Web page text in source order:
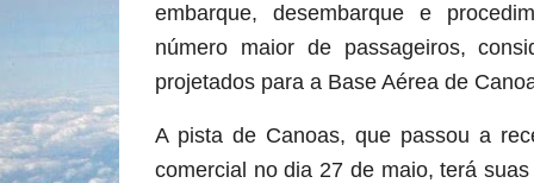
embarque, desembarque e
número maior de passageiros,
projetados para a Base Aérea de
A pista de Canoas, que passou a
comercial no dia 27 de maio, terá